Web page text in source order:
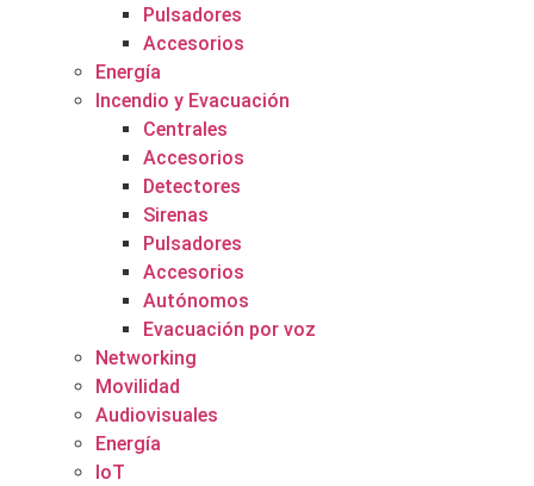
Pulsadores
Accesorios
Energía
Incendio y Evacuación
Centrales
Accesorios
Detectores
Sirenas
Pulsadores
Accesorios
Autónomos
Evacuación por voz
Networking
Movilidad
Audiovisuales
Energía
IoT